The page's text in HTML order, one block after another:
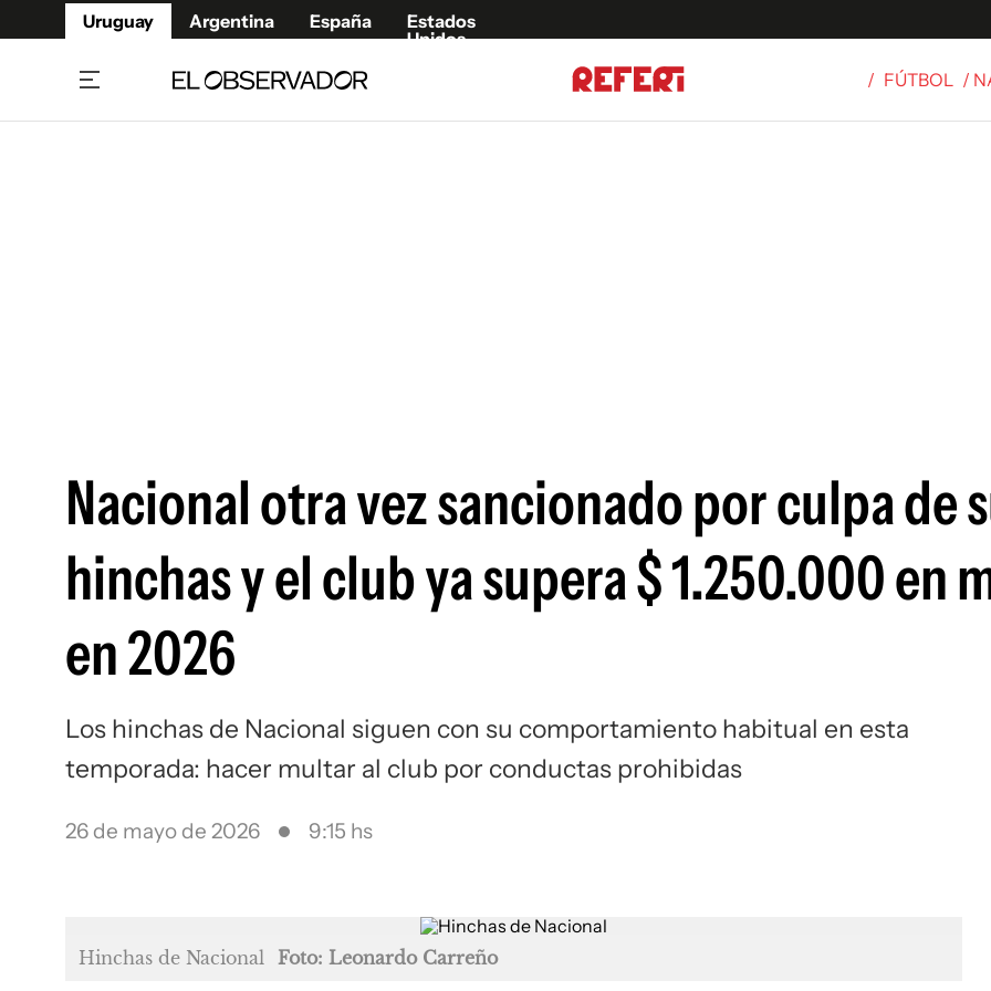
Uruguay Argentina España
Estados
Unidos
/ FÚTBOL /
Nacional otra vez sancionado por culpa de
hinchas y el club ya supera $ 1.250.000 en
en 2026
Los hinchas de Nacional siguen con su comportamiento habitual en esta
temporada: hacer multar al club por conductas prohibidas
26 de mayo de 2026 9:15 hs
Hinchas de Nacional Foto: Leonardo Carreño